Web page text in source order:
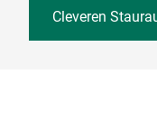
Cleveren